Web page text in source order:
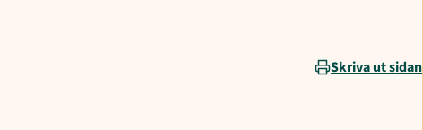
Skriva ut sidan